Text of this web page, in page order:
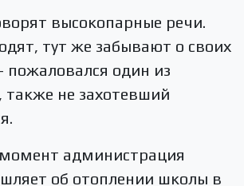
высокопарные речи.
тут же забывают о своих
пожаловался один из
также не захотевший
администрация
об отоплении школы в